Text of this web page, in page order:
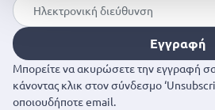
Εγγραφή
Μπορείτε να ακυρώσετε την εγγραφή
κάνοντας κλικ στον σύνδεσμο
οποιουδήποτε email.